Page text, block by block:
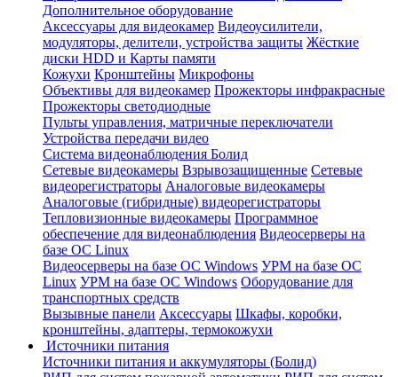
Дополнительное оборудование
Аксессуары для видеокамер Видеоусилители,
модуляторы, делители, устройства защиты Жёсткие
диски HDD и Карты памяти
Кожухи Кронштейны Микрофоны
Объективы для видеокамер Прожекторы инфракрасные
Прожекторы светодиодные
Пульты управления, матричные переключатели
Устройства передачи видео
Система видеонаблюдения Болид
Сетевые видеокамеры Взрывозащищенные Сетевые
видеорегистраторы Аналоговые видеокамеры
Аналоговые (гибридные) видеорегистраторы
Тепловизионные видеокамеры Программное
обеспечение для видеонаблюдения Видеосерверы на
базе ОС Linux
Видеосерверы на базе ОС Windows УРМ на базе ОС
Linux УРМ на базе ОС Windows Оборудование для
транспортных средств
Вызывные панели Аксессуары Шкафы, коробки,
кронштейны, адаптеры, термокожухи
Источники питания
Источники питания и аккумуляторы (Болид)